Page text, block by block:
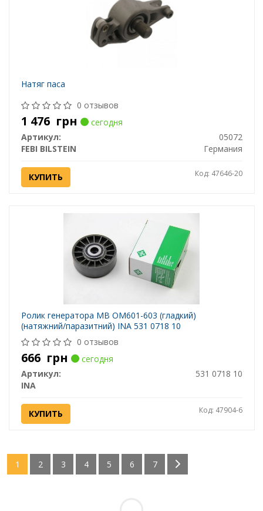
Натяг паса
0 отзывов
1 476 грн
сегодня
Артикул:
05072
FEBI BILSTEIN
Германия
КУПИТЬ Код: 47646-20
Ролик генератора MB OM601-603 (гладкий)
(натяжний/паразитний) INA 531 0718 10
0 отзывов
666 грн
сегодня
Артикул:
531 0718 10
INA
КУПИТЬ Код: 47904-6
1 2 3 4 5 6 7